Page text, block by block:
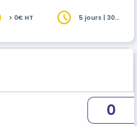
> 0€ HT
5 jours | 30
0